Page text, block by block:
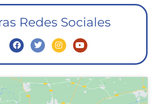
Redes Sociales